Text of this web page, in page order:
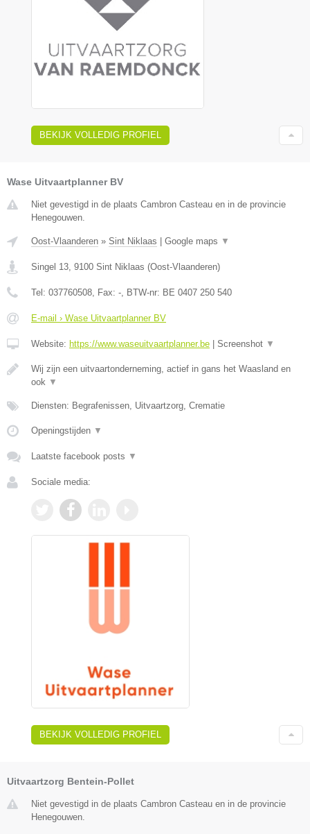
BEKIJK VOLLEDIG PROFIEL
Wase Uitvaartplanner BV
Niet gevestigd in de plaats Cambron Casteau en in de provincie
Henegouwen.
Oost-Vlaanderen » Sint Niklaas Google maps ▼
Singel 13 9100 Sint Niklaas (Oost-Vlaanderen)
Tel: 037760508 , Fax: - , BTW-nr: BE 0407 250 540
E-mail › Wase Uitvaartplanner BV
Website: https://www.waseuitvaartplanner.be Screenshot ▼
Wij zijn een uitvaartonderneming, actief in gans het Waasland en
ook ▼
Diensten: Begrafenissen, Uitvaartzorg, Crematie
Openingstijden ▼
Laatste facebook posts ▼
Sociale media:
BEKIJK VOLLEDIG PROFIEL
Uitvaartzorg Bentein-Pollet
Niet gevestigd in de plaats Cambron Casteau en in de provincie
Henegouwen.